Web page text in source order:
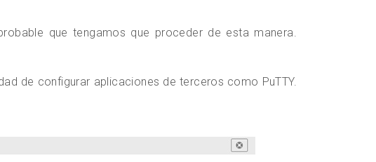
que tengamos que proceder de esta manera.
de configurar aplicaciones de terceros como PuTTY.